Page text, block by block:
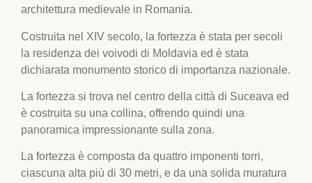
architettura medievale in Romania.
Costruita nel XIV secolo, la fortezza è stata per secoli
la residenza dei voivodi di Moldavia ed è stata
dichiarata monumento storico di importanza nazionale.
La fortezza si trova nel centro della città di Suceava ed
è costruita su una collina, offrendo quindi una
panoramica impressionante sulla zona.
La fortezza è composta da quattro imponenti torri,
ciascuna alta più di 30 metri, e da una solida muratura